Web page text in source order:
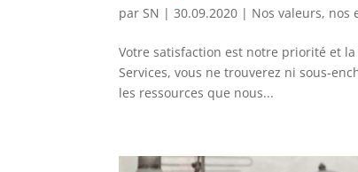
parSN |30.09.2020 | Nos valeurs, nos
Votre satisfaction est notre priorité et
Services, vous ne trouverez ni sous-
les ressources que nous...